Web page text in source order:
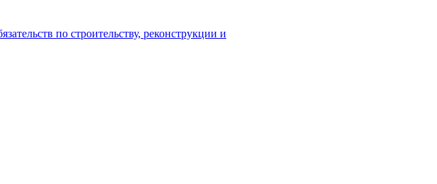
по строительству, реконструкции и